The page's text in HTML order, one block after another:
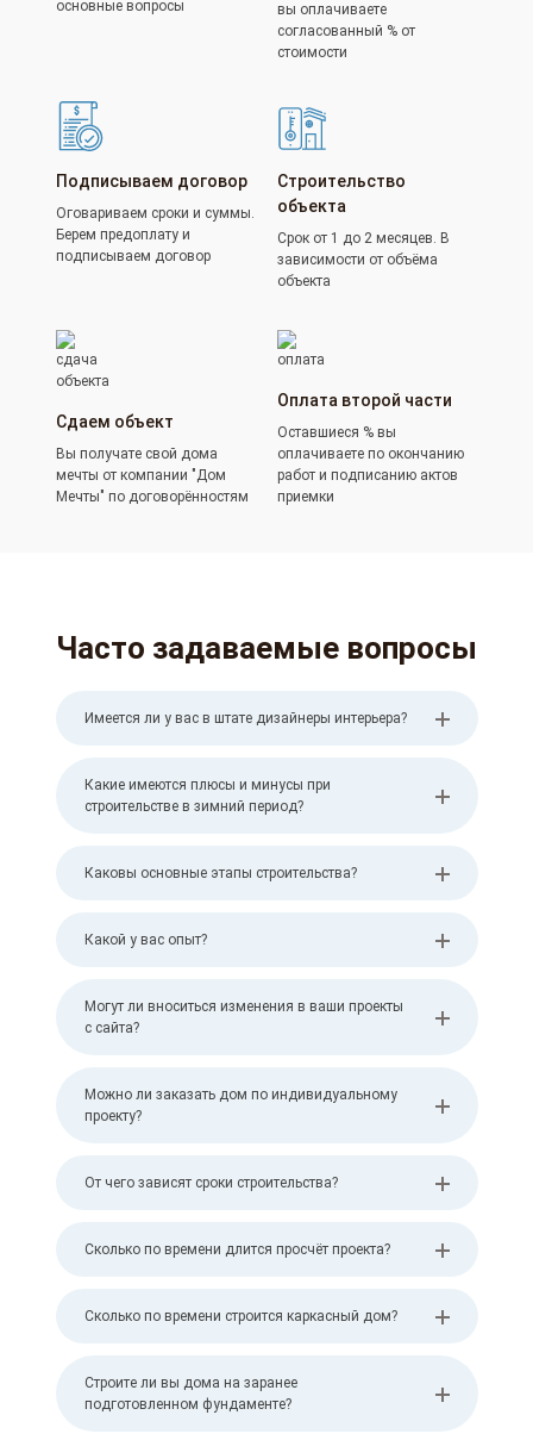
основные вопросы
вы оплачиваете
согласованный % от
стоимости
Подписываем договор
Оговариваем сроки и суммы.
Берем предоплату и
подписываем договор
Строительство
объекта
Срок от 1 до 2 месяцев. В
зависимости от объёма
объекта
Сдаем объект
Вы получате свой дома
мечты от компании "Дом
Мечты" по договорённостям
Оплата второй части
Оставшиеся % вы
оплачиваете по окончанию
работ и подписанию актов
приемки
Часто задаваемые вопросы
Имеется ли у вас в штате дизайнеры интерьера?
Какие имеются плюсы и минусы при
строительстве в зимний период?
Каковы основные этапы строительства?
Какой у вас опыт?
Могут ли вноситься изменения в ваши проекты
с сайта?
Можно ли заказать дом по индивидуальному
проекту?
От чего зависят сроки строительства?
Сколько по времени длится просчёт проекта?
Сколько по времени строится каркасный дом?
Строите ли вы дома на заранее
подготовленном фундаменте?